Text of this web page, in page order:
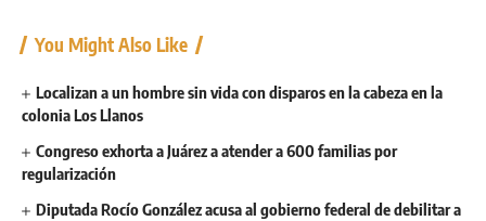
You Might Also Like
Localizan a un hombre sin vida con disparos en la cabeza en la
colonia Los Llanos
Congreso exhorta a Juárez a atender a 600 familias por
regularización
Diputada Rocío González acusa al gobierno federal de debilitar a